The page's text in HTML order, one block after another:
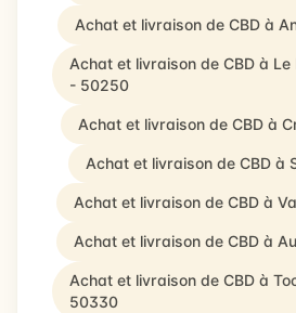
Achat et livraison de CBD à
Achat et livraison de CBD à
- 50250
Achat et livraison de CBD à
Achat et livraison de CBD à
Achat et livraison de CBD à
Achat et livraison de CBD à
Achat et livraison de CBD à
50330